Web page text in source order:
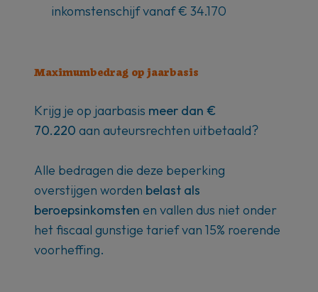
inkomstenschijf vanaf € 34.170
Maximumbedrag op jaarbasis
Krijg je op jaarbasis meer dan €
70.220 aan auteursrechten uitbetaald?
Alle bedragen die deze beperking
overstijgen worden belast als
beroepsinkomsten en vallen dus niet onder
het fiscaal gunstige tarief van 15% roerende
voorheffing.